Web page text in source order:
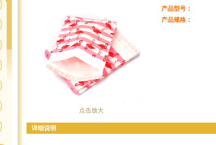
点击放大
产品型号：
产品规格：
详细说明